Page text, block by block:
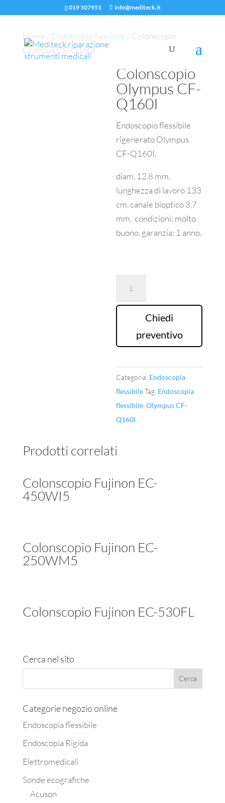
019 507951 info@mediteck.it
Home / Endoscopia flessibile / Colonscopio
Olympus CF-Q160I
Colonscopio
Olympus CF-
Q160I
Endoscopio flessibile
rigenerato Olympus
CF-Q160I.
diam. 12,8 mm,
lunghezza di lavoro 133
cm, canale bioptico 3,7
mm, condizioni: molto
buono, garanzia: 1 anno.
CF-
quantità
Chiedi
preventivo
Categoria: Endoscopia
flessibileTag: Endoscopia
flessibile ,Olympus CF-
Q160I
Prodotti correlati
Colonscopio Fujinon EC-
450WI5
Colonscopio Fujinon EC-
250WM5
Colonscopio Fujinon EC-530FL
Cerca nel sito
Categorie negozio online
Endoscopia flessibile
Endoscopia Rigida
Elettromedicali
Sonde ecografiche
Acuson